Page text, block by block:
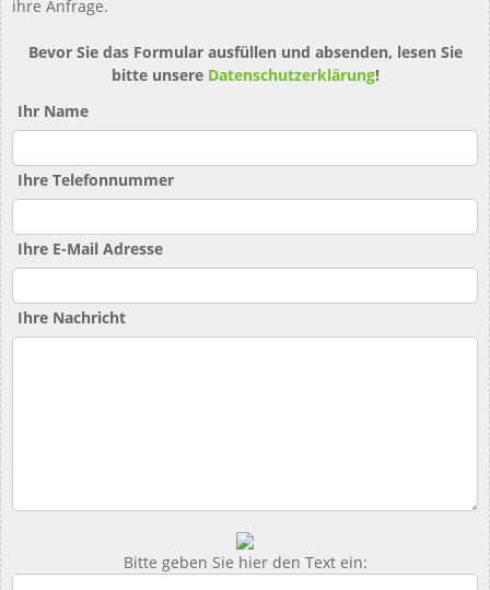
ihre Anfrage.
Bevor Sie das Formular ausfüllen und absenden, lesen Sie
bitte unsere Datenschutzerklärung!
Ihr Name
Ihre Telefonnummer
Ihre E-Mail Adresse
Ihre Nachricht
Bitte geben Sie hier den Text ein: